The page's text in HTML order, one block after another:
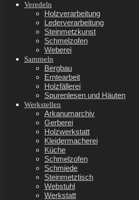
Veredeln
Holzverarbeitung
Lederverarbeitung
Steinmetzkunst
Schmelzofen
Weberei
Sammeln
Bergbau
Erntearbeit
Holzfällerei
Spurenlesen und Häuten
Werkstellen
Arkanumarchiv
Gerberei
Holzwerkstatt
Kleidermacherei
Küche
Schmelzofen
Schmiede
Steinmetztisch
Webstuhl
Werkstatt